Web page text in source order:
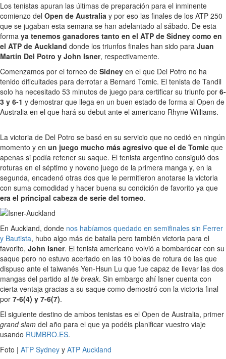
Los tenistas apuran las últimas de preparación para el inminente
comienzo del Open de Australia y por eso las finales de los ATP 250
que se jugaban esta semana se han adelantado al sábado. De esta
forma ya tenemos ganadores tanto en el ATP de Sidney como en
el ATP de Auckland donde los triunfos finales han sido para Juan
Martín Del Potro y John Isner, respectivamente.
Comenzamos por el torneo de Sidney en el que Del Potro no ha
tenido dificultades para derrotar a Bernard Tomic. El tenista de Tandil
solo ha necesitado 53 minutos de juego para certificar su triunfo por 6-
3 y 6-1 y demostrar que llega en un buen estado de forma al Open de
Australia en el que hará su debut ante el americano Rhyne Williams.
La victoria de Del Potro se basó en su servicio que no cedió en ningún
momento y en un juego mucho más agresivo que el de Tomic que
apenas si podía retener su saque. El tenista argentino consiguió dos
roturas en el séptimo y noveno juego de la primera manga y, en la
segunda, encadenó otras dos que le permitieron anotarse la victoria
con suma comodidad y hacer buena su condición de favorito ya que
era el principal cabeza de serie del torneo.
En Auckland, donde nos habíamos quedado en semifinales sin Ferrer
y Bautista, hubo algo más de batalla pero también victoria para el
favorito, John Isner. El tenista americano volvió a bombardear con su
saque pero no estuvo acertado en las 10 bolas de rotura de las que
dispuso ante el taiwanés Yen-Hsun Lu que fue capaz de llevar las dos
mangas del partido al tie break. Sin embargo ahí Isner cuenta con
cierta ventaja gracias a su saque como demostró con la victoria final
por 7-6(4) y 7-6(7).
El siguiente destino de ambos tenistas es el Open de Australia, primer
grand slam del año para el que ya podéis planificar vuestro viaje
usando RUMBRO.ES.
Foto | ATP Sydney y ATP Auckland